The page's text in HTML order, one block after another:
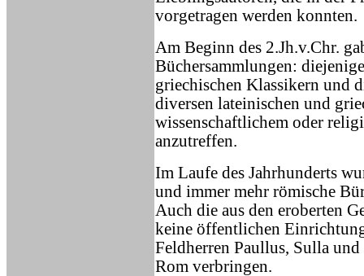
vorgetragen werden konnten.
Am Beginn des 2.Jh.v.Chr.
Büchersammlungen:
griechischen Klassikern und
diversen lateinischen und
wissenschaftlichem oder
anzutreffen.
Im Laufe des Jahrhunderts
und immer mehr römische
Auch die aus den eroberten
keine öffentlichen
Feldherren Paullus, Sulla
Rom verbringen.